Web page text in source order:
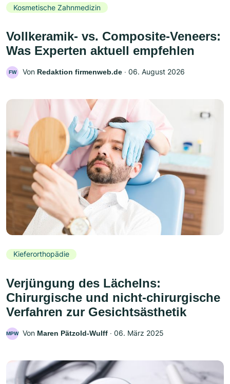
Kosmetische Zahnmedizin
Vollkeramik- vs. Composite-Veneers:
Was Experten aktuell empfehlen
FW Von Redaktion firmenweb.de ‧ 06. August 2026
Kieferorthopädie
Verjüngung des Lächelns:
Chirurgische und nicht-chirurgische
Verfahren zur Gesichtsästhetik
MPW Von Maren Pätzold-Wulff ‧ 06. März 2025